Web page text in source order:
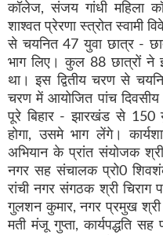
कॉलेज, संजय गांधी महिला
शाश्वत प्रेरणा स्त्रोत स्वामी
से चयनित 47 युवा छात्र -
भाग लिए। कुल 88 छात्रों ने
था। इस द्वितीय चरण से
चरण में आयोजित पांच दिवसीय
पूरे बिहार - झारखंड से 150
होगा, उसमे भाग लेंगे।
अभियान के प्रांत संयोजक
नगर सह संचालक प्रो0
रांची नगर संगठक श्री चिराग
गुलशन कुमार, नगर प्रमुख श्री
मती मंजू गुप्ता, कार्यपद्धति